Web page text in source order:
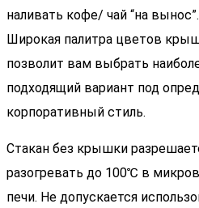
наливать кофе/ чай “на вынос”.
Широкая палитра цветов
позволит вам выбрать
подходящий вариант под
корпоративный стиль.
Стакан без крышки
разогревать до 100℃ в
печи. Не допускается